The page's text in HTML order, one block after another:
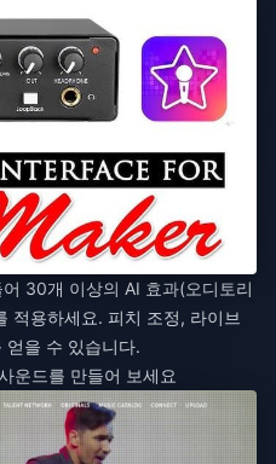
30개 이상의 AI 효과(오디토리
적용하세요. 피치 조정, 라이브
얻을 수 있습니다.
운드를 만들어 보세요